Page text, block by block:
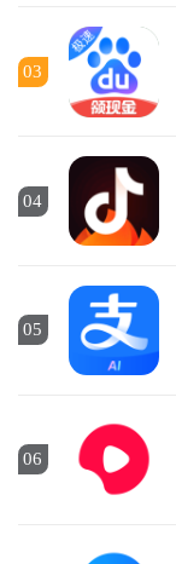
03
04
05
06